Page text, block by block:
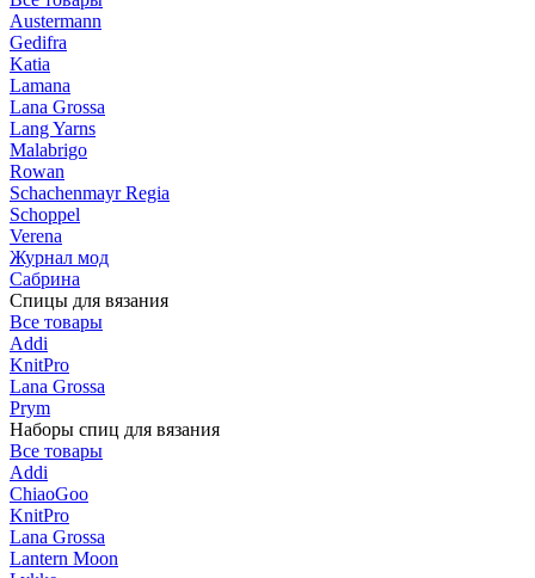
Austermann
Gedifra
Katia
Lamana
Lana Grossa
Lang Yarns
Malabrigo
Rowan
Schachenmayr Regia
Schoppel
Verena
Журнал мод
Сабрина
Спицы для вязания
Все товары
Addi
KnitPro
Lana Grossa
Prym
Наборы спиц для вязания
Все товары
Addi
ChiaoGoo
KnitPro
Lana Grossa
Lantern Moon